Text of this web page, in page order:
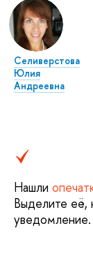
Селиверстова
Юлия
Андреевна
Нашли
Выделите её,
уведомление.